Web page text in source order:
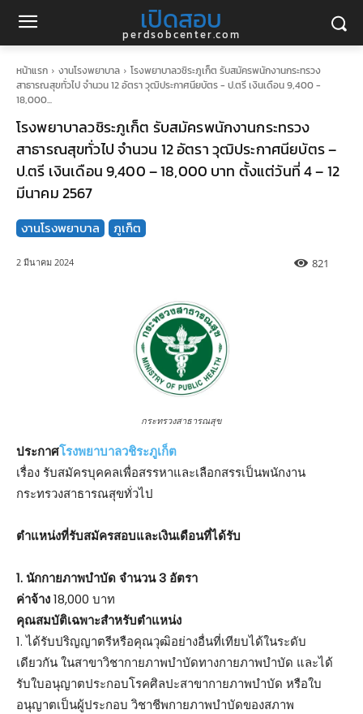
เปิดสอบ
perdsobcenter.com
หน้าแรก งานโรงพยาบาล
โรงพยาบาลวชิระภูเก็ต รับสมัครพนักงานกระทรวง
สาธารณสุขทั่วไป จำนวน 12 อัตรา วุฒิประกาศนียบัตร - ป.ตรี เงินเดือน 9,400 -
18,000...
โรงพยาบาลวชิระภูเก็ต รับสมัครพนักงานกระทรวง
สาธารณสุขทั่วไป จำนวน 12 อัตรา วุฒิประกาศนียบัตร –
ป.ตรี เงินเดือน 9,400 – 18,000 บาท ตั้งแต่วันที่ 4 – 12
มีนาคม 2567
งานโรงพยาบาล ภูเก็ต
2 มีนาคม 2024 821
กระทรวงสาธารณสุข
ประกาศโรงพยาบาลวชิระภูเก็ต
เรื่อง รับสมัครบุคคลเพื่อสรรหาและเลือกสรรเป็นพนักงาน
กระทรวงสาธารณสุขทั่วไป
ตําแหน่งที่รับสมัครสอบและเงินเดือนที่ได้รับ
1. นักกายภาพบำบัด จำนวน 3 อัตรา
ค่าจ้าง18,000 บาท
คุณสมบัติเฉพาะสำหรับตำแหน่ง
1. ได้รับปริญญาตรีหรือคุณวุฒิอย่างอื่นที่เทียบได้ในระดับ
เดียวกัน ในสาขาวิชากายภาพบำบัดทางกายภาพบำบัด และได้
รับใบอนุญาตประกอบโรคศิลปะสาขากายภาพบำบัด หรือใบ
อนุญาตเป็นผู้ประกอบ วิชาชีพกายภาพบำบัดของสภาพ